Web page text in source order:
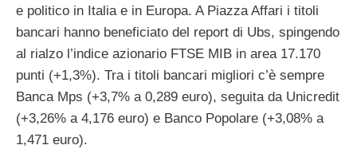
e politico in Italia e in Europa. A Piazza Affari i titoli
bancari hanno beneficiato del report di Ubs, spingendo
al rialzo l’indice azionario FTSE MIB in area 17.170
punti (+1,3%). Tra i titoli bancari migliori c’è sempre
Banca Mps (+3,7% a 0,289 euro), seguita da Unicredit
(+3,26% a 4,176 euro) e Banco Popolare (+3,08% a
1,471 euro).